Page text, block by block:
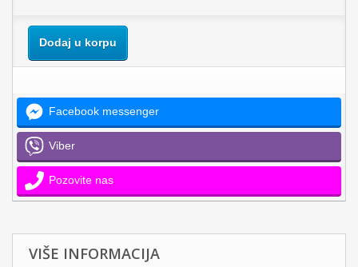
Dodaj u korpu
Facebook messenger
Viber
Pozovite nas
VIŠE INFORMACIJA